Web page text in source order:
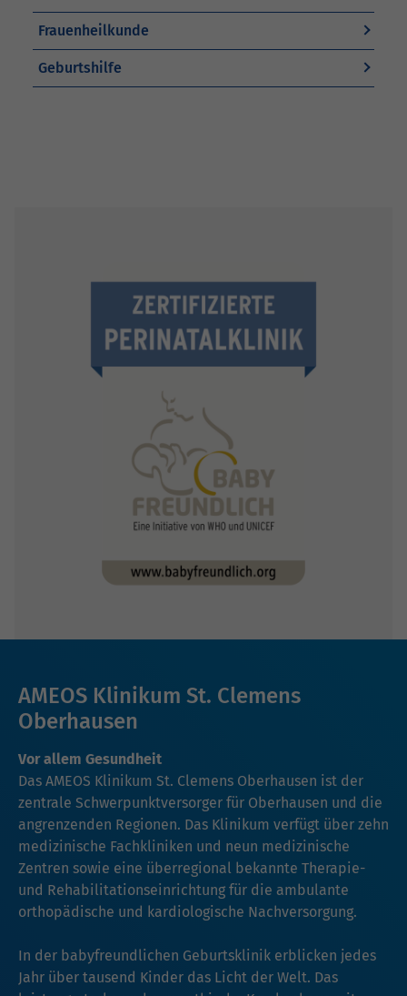
Frauenheilkunde
Geburtshilfe
AMEOS Klinikum St. Clemens
Oberhausen
Vor allem Gesundheit
Das AMEOS Klinikum St. Clemens Oberhausen ist der
zentrale Schwerpunktversorger für Oberhausen und die
angrenzenden Regionen. Das Klinikum verfügt über zehn
medizinische Fachkliniken und neun medizinische
Zentren sowie eine überregional bekannte Therapie-
und Rehabilitationseinrichtung für die ambulante
orthopädische und kardiologische Nachversorgung.
In der babyfreundlichen Geburtsklinik erblicken jedes
Jahr über tausend Kinder das Licht der Welt. Das